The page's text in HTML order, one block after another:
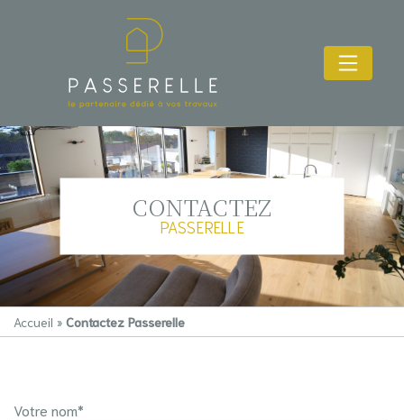
CONTACTEZ
PASSERELLE
Accueil » Contactez Passerelle
Votre nom*